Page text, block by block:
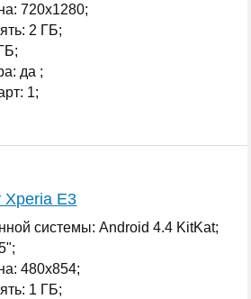
720x1280;
2 ГБ;
да ;
1;
E3
системы: Android 4.4 KitKat;
480x854;
1 ГБ;